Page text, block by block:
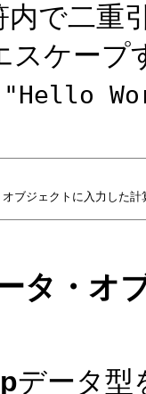
内で二重
スケープ
ブジェクトに入力した
タ・オ
データ型